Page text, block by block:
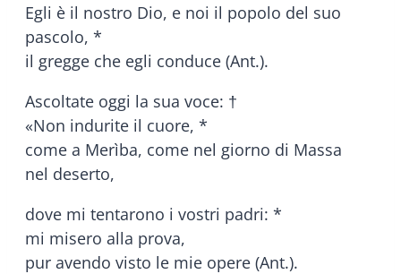
Egli è il nostro Dio, e noi il popolo del suo
pascolo, *
il gregge che egli conduce (Ant.).
Ascoltate oggi la sua voce: †
«Non indurite il cuore, *
come a Merìba, come nel giorno di Massa
nel deserto,
dove mi tentarono i vostri padri: *
mi misero alla prova,
pur avendo visto le mie opere (Ant.).